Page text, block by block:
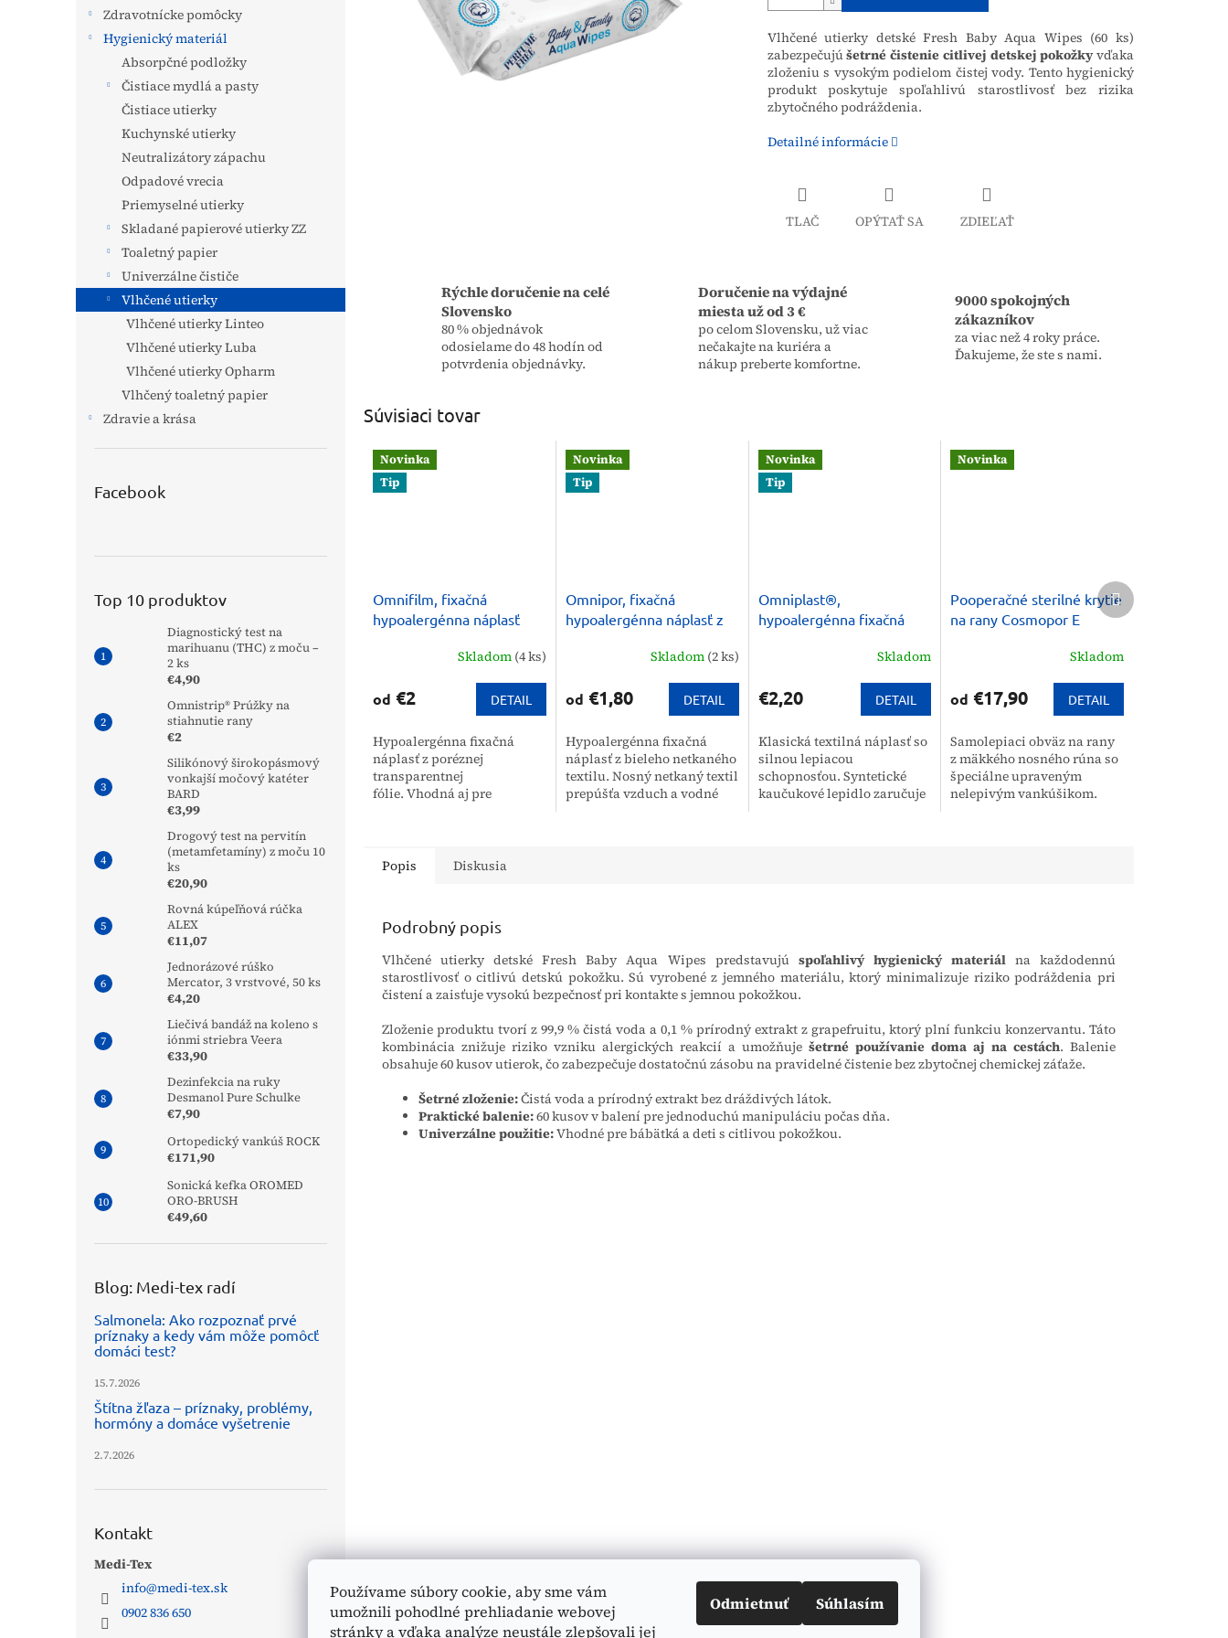
Používame súbory cookie, aby sme vám
umožnili pohodlné prehliadanie webovej
stránky a vďaka analýze neustále zlepšovali jej
Odmietnuť Súhlasím
Zdravotnícke pomôcky
Hygienický materiál
Absorpčné podložky
Čistiace mydlá a pasty
Čistiace utierky
Kuchynské utierky
Neutralizátory zápachu
Odpadové vrecia
Priemyselné utierky
Skladané papierové utierky ZZ
Toaletný papier
Univerzálne čističe
Vlhčené utierky
Vlhčené utierky Linteo
Vlhčené utierky Luba
Vlhčené utierky Opharm
Vlhčený toaletný papier
Zdravie a krása
Facebook
Top 10 produktov
Diagnostický test na
marihuanu (THC) z moču –
2 ks
€4,90
Omnistrip® Prúžky na
stiahnutie rany
€2
Silikónový širokopásmový
vonkajší močový katéter
BARD
€3,99
Drogový test na pervitín
(metamfetamíny) z moču 10
ks
€20,90
Rovná kúpeľňová rúčka
ALEX
€11,07
Jednorázové rúško
Mercator, 3 vrstvové, 50 ks
€4,20
Liečivá bandáž na koleno s
iónmi striebra Veera
€33,90
Dezinfekcia na ruky
Desmanol Pure Schulke
€7,90
Ortopedický vankúš ROCK
€171,90
Sonická kefka OROMED
ORO-BRUSH
€49,60
Blog: Medi-tex radí
Salmonela: Ako rozpoznať prvé
príznaky a kedy vám môže pomôcť
domáci test?
15.7.2026
Štítna žľaza – príznaky, problémy,
hormóny a domáce vyšetrenie
2.7.2026
Kontakt
Medi-Tex
info@medi-tex.sk
0902 836 650
Vlhčené utierky detské Fresh Baby Aqua Wipes (60 ks)
zabezpečujúšetrné čistenie citlivej detskej pokožkyvďaka
zloženiu s vysokým podielom čistej vody. Tento hygienický
produkt poskytuje spoľahlivú starostlivosť bez rizika
zbytočného podráždenia.
Detailné informácie
TLAČ OPÝTAŤ SA ZDIEĽAŤ
Rýchle doručenie na celé
Slovensko
80 % objednávok
odosielame do 48 hodín od
potvrdenia objednávky.
Doručenie na výdajné
miesta už od 3 €
po celom Slovensku, už viac
nečakajte na kuriéra a
nákup preberte komfortne.
9000 spokojných
zákazníkov
za viac než 4 roky práce.
Ďakujeme, že ste s nami.
Súvisiaci tovar
Novinka
Tip
Omnifilm, fixačná
hypoalergénna náplasť
Skladom (4 ks)
od €2 DETAIL
Hypoalergénna fixačná
náplasť z poréznej
transparentnej
fólie. Vhodná aj pre
na fixáciu kanýl a...
Novinka
Tip
Omnipor, fixačná
hypoalergénna náplasť z
Skladom (2 ks)
od €1,80 DETAIL
Hypoalergénna fixačná
náplasť z bieleho netkaného
textilu. Nosný netkaný textil
prepúšťa vzduch a vodné
Novinka
Tip
Omniplast®,
hypoalergénna fixačná
Skladom
€2,20 DETAIL
Klasická textilná náplasť so
silnou lepiacou
schopnosťou. Syntetické
kaučukové lepidlo zaručuje
Novinka
Pooperačné sterilné krytie
na rany Cosmopor E
Skladom
od €17,90 DETAIL
Samolepiaci obväz na rany
z mäkkého nosného rúna so
špeciálne upraveným
nelepivým vankúšikom.
Ďalší
produkt
Popis Diskusia
Podrobný popis
Vlhčené utierky detské Fresh Baby Aqua Wipes predstavujú spoľahlivý hygienický materiálna každodennú
starostlivosť o citlivú detskú pokožku. Sú vyrobené z jemného materiálu, ktorý minimalizuje riziko podráždenia pri
čistení a zaisťuje vysokú bezpečnosť pri kontakte s jemnou pokožkou.
Zloženie produktu tvorí z 99,9 % čistá voda a 0,1 % prírodný extrakt z grapefruitu, ktorý plní funkciu konzervantu. Táto
kombinácia znižuje riziko vzniku alergických reakcií a umožňuje šetrné používanie doma aj na cestách. Balenie
obsahuje 60 kusov utierok, čo zabezpečuje dostatočnú zásobu na pravidelné čistenie bez zbytočnej chemickej záťaže.
Šetrné zloženie:Čistá voda a prírodný extrakt bez dráždivých látok.
Praktické balenie:60 kusov v balení pre jednoduchú manipuláciu počas dňa.
Univerzálne použitie:Vhodné pre bábätká a deti s citlivou pokožkou.